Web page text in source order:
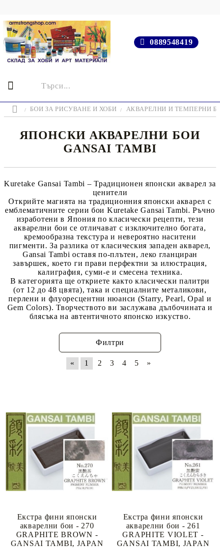
0889548419
БОИ ЗА РИСУВАНЕ И ХОБИ АКВАРЕЛНИ И ТЕМПЕРНИ
ЯПОНСКИ АКВАРЕЛНИ БОИ
GANSAI TAMBI
Kuretake Gansai Tambi – Традиционен японски акварел за
ценители
Открийте магията на традиционния японски акварел с
емблематичните серии бои Kuretake Gansai Tambi. Ръчно
изработени в Япония по класически рецепти, тези
акварелни бои се отличават с изключително богата,
кремообразна текстура и невероятно наситени
пигменти. За разлика от класическия западен акварел,
Gansai Tambi оставя по-плътен, леко гланциран
завършек, което ги прави перфектни за илюстрация,
калиграфия, суми-е и смесена техника.
В категорията ще откриете както класически палитри
(от 12 до 48 цвята), така и специалните металикови,
перлени и флуоресцентни нюанси (Starry, Pearl, Opal и
Gem Colors). Творчеството ви заслужава дълбочината и
блясъка на автентичното японско изкуство.
Филтри
« 1 2 3 4 5 »
Екстра фини японски
акварелни бои - 270
GRAPHITE BROWN -
GANSAI TAMBI, JAPAN
Екстра фини японски
акварелни бои - 261
GRAPHITE VIOLET -
GANSAI TAMBI, JAPAN